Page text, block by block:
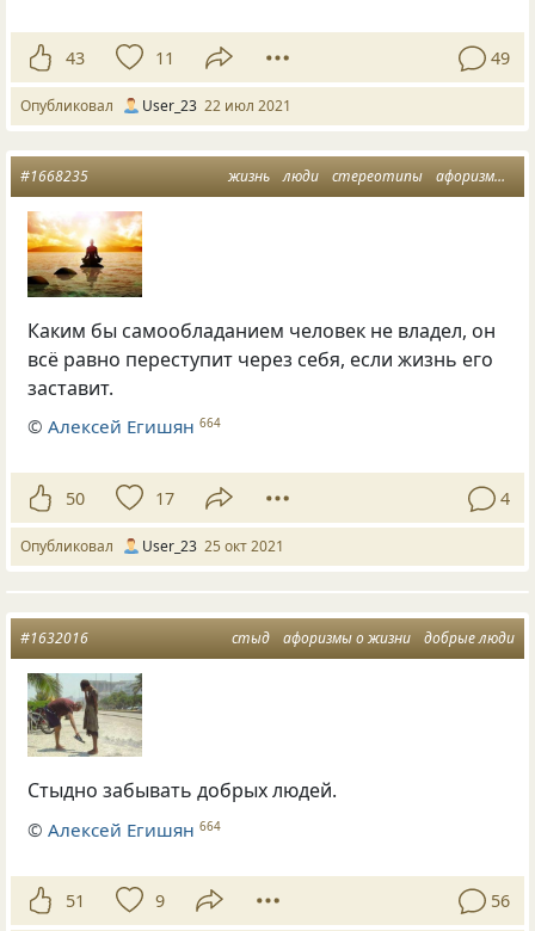
43 11 49
Опубликовал User_23 22 июл 2021
жизнь люди стереотипы афоризмы о жизни
#1668235
Каким бы самообладанием человек не владел, он
всё равно переступит через себя, если жизнь его
заставит.
©Алексей Егишян 664
50 17 4
Опубликовал User_23 25 окт 2021
стыд афоризмы о жизни добрые люди
#1632016
Стыдно забывать добрых людей.
©Алексей Егишян 664
51 9 56